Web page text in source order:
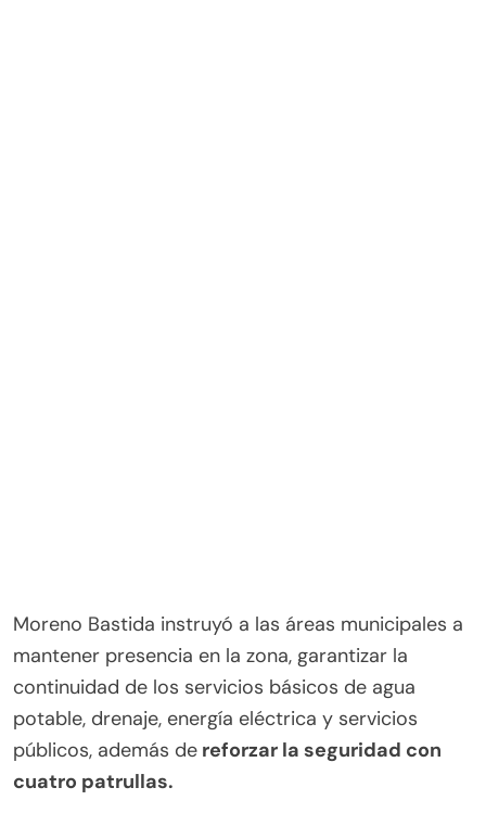
Moreno Bastida instruyó a las áreas municipales a
mantener presencia en la zona, garantizar la
continuidad de los servicios básicos de agua
potable, drenaje, energía eléctrica y servicios
públicos, además de reforzar la seguridad con
cuatro patrullas.